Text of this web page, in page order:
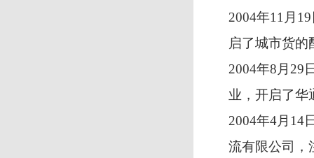
2004年11月
启了城市货的
2004年8月29
业，开启了华
2004年4月14
流有限公司，